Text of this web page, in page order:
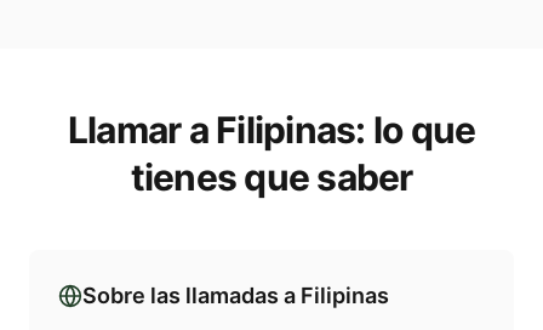
Llamar aFilipinas: lo que
tienes que saber
Sobre las llamadas a Filipinas